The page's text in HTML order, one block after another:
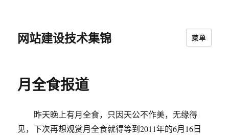
网站建设技术集锦 菜单
月全食报道
昨天晚上有月全食，只因天公不作美，无缘得
见，下次再想观赏月全食就得等到2011年的6月16日